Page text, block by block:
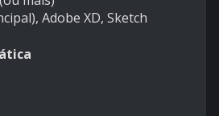
Adobe XD, Sketch